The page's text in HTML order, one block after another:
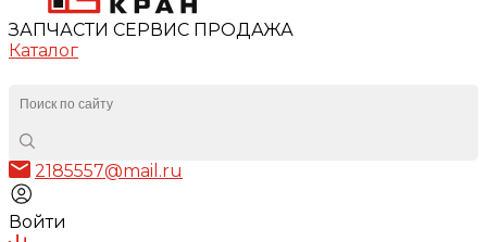
ЗАПЧАСТИ СЕРВИС ПРОДАЖА
Каталог
2185557@mail.ru
Войти